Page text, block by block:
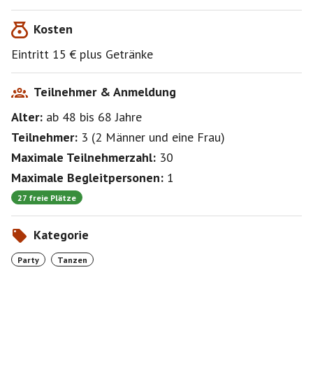
Kosten
Eintritt 15 € plus Getränke
Teilnehmer & Anmeldung
Alter: ab 48 bis 68Jahre
Teilnehmer: 3 (2 Männer und eine Frau)
Maximale Teilnehmerzahl: 30
Maximale Begleitpersonen: 1
27 freie Plätze
Kategorie
Party Tanzen